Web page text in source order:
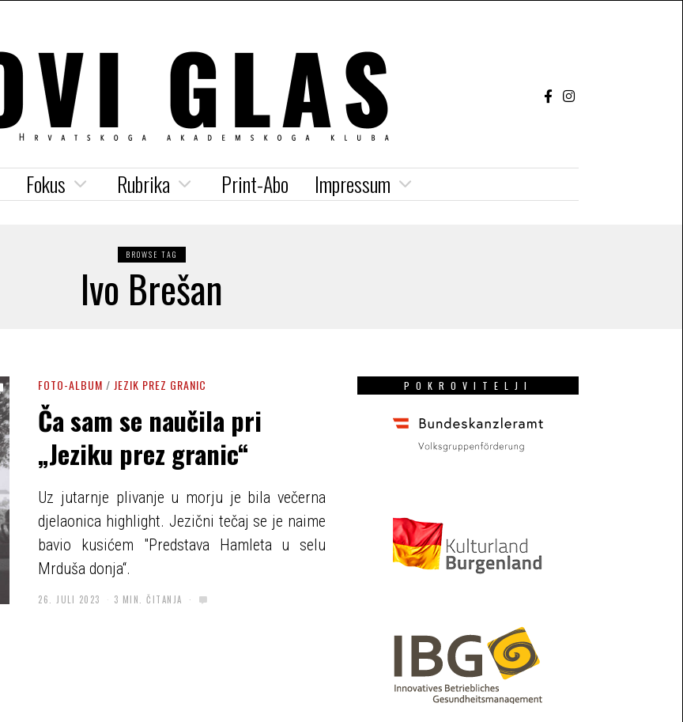
Fokus Rubrika Print-Abo Impressum
BROWSE TAG
Ivo Brešan
FOTO-ALBUM / JEZIK PREZ GRANIC
Ča sam se naučila pri
„Jeziku prez granic“
Uz jutarnje plivanje u morju je bila večerna
djelaonica highlight. Jezični tečaj se je naime
bavio kusićem "Predstava Hamleta u selu
Mrduša donja“.
26. JULI 2023 3 MIN. ČITANJA
POKROVITELJI